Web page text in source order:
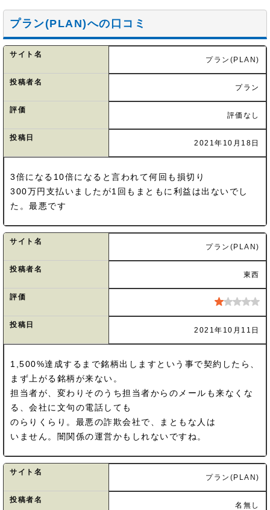
プラン(PLAN)への口コミ
サイト名
プラン(PLAN)
投稿者名
プラン
評価
評価なし
投稿日
2021年10月18日
3倍になる10倍になると言われて何回も損切り
300万円支払いましたが1回もまともに利益は出ないでし
た。最悪です
サイト名
プラン(PLAN)
投稿者名
東西
評価
投稿日
2021年10月11日
1,500%達成するまで銘柄出しますという事で契約したら、
まず上がる銘柄が来ない。
担当者が、変わりそのうち担当者からのメールも来なくな
る、会社に文句の電話しても
のらりくらり。最悪の詐欺会社で、まともな人は
いません。闇関係の運営かもしれないですね。
サイト名
プラン(PLAN)
投稿者名
名無し